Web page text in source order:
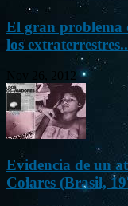
El gran problema
los
Nov 26, 2012
Evidencia de un
Colares (Brasil,